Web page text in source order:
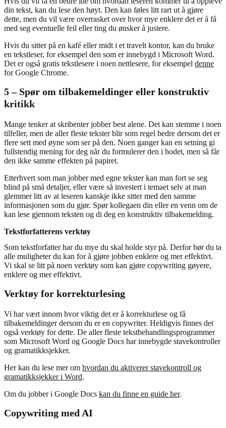
din tekst, kan du lese den høyt. Den kan føles litt rart ut å gjøre
dette, men du vil være overrasket over hvor mye enklere det er å få
med seg eventuelle feil eller ting du ønsker å justere.
Hvis du sitter på en kafé eller midt i et travelt kontor, kan du bruke
en tekstleser, for eksempel den som er innebygd i Microsoft Word.
Det er også gratis tekstlesere i noen nettlesere, for eksempel denne
for Google Chrome.
5 – Spør om tilbakemeldinger eller konstruktiv
kritikk
Mange tenker at skribenter jobber best alene. Det kan stemme i noen
tilfeller, men de aller fleste tekster blir som regel bedre dersom det er
flere sett med øyne som ser på den. Noen ganger kan en setning gi
fullstendig mening for deg når du formulerer den i hodet, men så får
den ikke samme effekten på papiret.
Etterhvert som man jobber med egne tekster kan man fort se seg
blind på små detaljer, eller være så investert i temaet selv at man
glemmer litt av at leseren kanskje ikke sitter med den samme
informasjonen som du gjør. Spør kollegaen din eller en venn om de
kan lese gjennom teksten og di deg en konstruktiv tilbakemelding.
Tekstforfatterens verktøy
Som tekstforfatter har du mye du skal holde styr på. Derfor bør du ta
alle muligheter du kan for å gjøre jobben enklere og mer effektivt.
Vi skal se litt på noen verktøy som kan gjøre copywriting gøyere,
enklere og mer effektivt.
Verktøy for korrekturlesing
Vi har vært innom hvor viktig det er å korrekturlese og få
tilbakemeldinger dersom du er en copywriter. Heldigvis finnes det
også verktøy for dette. De aller fleste tekstbehandlingsprogrammer
som Microsoft Word og Google Docs har innebygde stavekontroller
og gramatikksjekker.
Her kan du lese mer om hvordan du aktiverer stavekontroll og
gramatikksjekker i Word.
Om du jobber i Google Docs kan du finne en guide her.
Copywriting med AI